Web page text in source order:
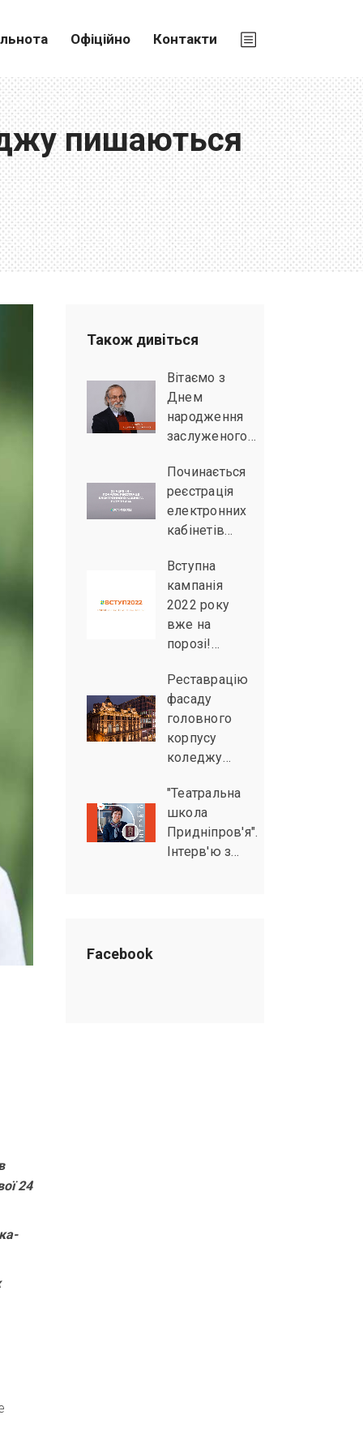
Офіційно Контакти
пишаються
24
Також дивiться
Вітаємо з
Днем
народження
заслуженого…
Починається
реєстрація
електронних
кабінетів…
Вступна
кампанія
2022 року
вже на
порозі!…
Реставрацію
фасаду
головного
корпусу
коледжу…
"Театральна
школа
Придніпров'я".
Інтерв'ю з…
Facebook